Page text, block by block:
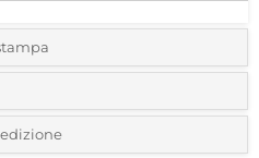
e il colore del vostro logo: